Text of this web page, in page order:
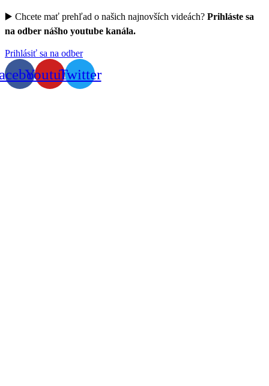
▶️ Chcete mať prehľad o našich najnovších videách? Prihláste sa
na odber nášho youtube kanála.
Prihlásiť sa na odber
YoutubeTwitter